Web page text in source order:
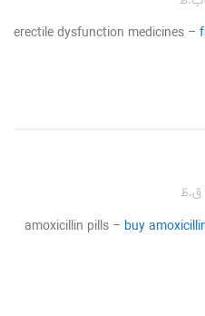
erectile dysfunction medicines –
amoxicillin pills – buy